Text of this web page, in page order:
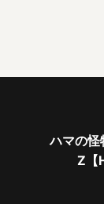
ハマの
Z【